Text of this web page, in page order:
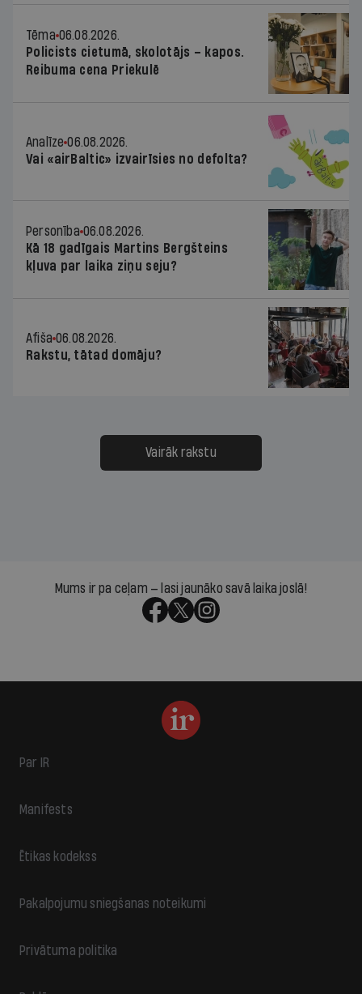
Tēma 06.08.2026.
Policists cietumā, skolotājs – kapos.
Reibuma cena Priekulē
Analīze 06.08.2026.
Vai «airBaltic» izvairīsies no defolta?
Personība 06.08.2026.
Kā 18 gadīgais Martins Bergšteins
kļuva par laika ziņu seju?
Afiša 06.08.2026.
Rakstu, tātad domāju?
Vairāk rakstu
Mums ir pa ceļam — lasi jaunāko savā laika joslā!
Par IR
Manifests
Ētikas kodekss
Pakalpojumu sniegšanas noteikumi
Privātuma politika